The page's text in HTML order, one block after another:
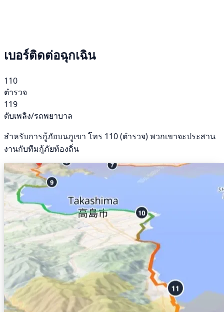
เบอร์ติดต่อฉุกเฉิน
110
ตำรวจ
119
ดับเพลิง/รถพยาบาล
สำหรับการกู้ภัยบนภูเขา โทร 110 (ตำรวจ) พวกเขาจะประสาน
งานกับทีมกู้ภัยท้องถิ่น